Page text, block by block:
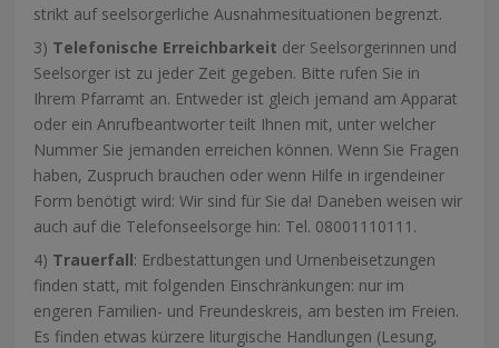
strikt auf seelsorgerliche Ausnahmesituationen begrenzt.
3) Telefonische Erreichbarkeit der Seelsorgerinnen und
Seelsorger ist zu jeder Zeit gegeben. Bitte rufen Sie in
Ihrem Pfarramt an. Entweder ist gleich jemand am Apparat
oder ein Anrufbeantworter teilt Ihnen mit, unter welcher
Nummer Sie jemanden erreichen können. Wenn Sie Fragen
haben, Zuspruch brauchen oder wenn Hilfe in irgendeiner
Form benötigt wird: Wir sind für Sie da! Daneben weisen wir
auch auf die Telefonseelsorge hin: Tel. 08001110111.
4) Trauerfall: Erdbestattungen und Urnenbeisetzungen
finden statt, mit folgenden Einschränkungen: nur im
engeren Familien- und Freundeskreis, am besten im Freien.
Es finden etwas kürzere liturgische Handlungen (Lesung,